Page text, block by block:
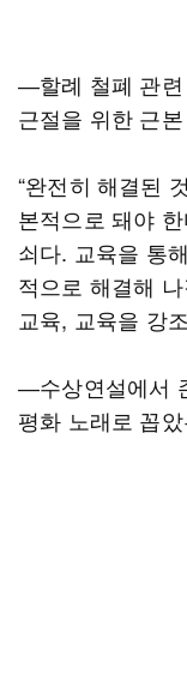
―할례 철폐 관련
근절을 위한 근
“완전히 해결된
본적으로 돼야
쇠다. 교육을 통
적으로 해결해
교육, 교육을 강
―수상연설에서
평화 노래로 꼽